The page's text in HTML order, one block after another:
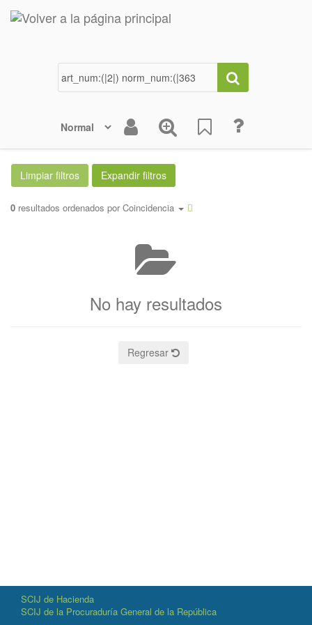
0 resultados ordenados por Coincidencia
No hay resultados
Regresar
SCIJ de Hacienda
SCIJ de la Procuraduría General de la República